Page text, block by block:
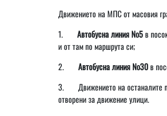
Движението на МПС от масовия
1. Автобусна линия №5в
и от там по маршрута си;
2. Автобусна линия №30в
3. Движението на останалите
отворени за движение улици.